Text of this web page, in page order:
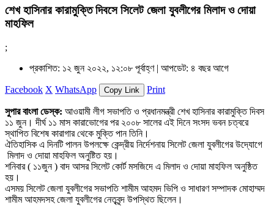
শেখ হাসিনার কারামুক্তি দিবসে সিলেট জেলা যুবলীগের মিলাদ ও দোয়া
মাহফিল
;
প্রকাশিত: ১২ জুন ২০২২, ১২:০৮ পূর্বাহ্ণ | আপডেট: ৪ বছর আগে
Facebook X WhatsApp Copy Link Print
সুপার বাংলা ডেস্ক: আওয়ামী লীগ সভাপতি ও প্রধানমন্ত্রী শেখ হাসিনার কারামুক্তি দিবস
১১ জুন। দীর্ঘ ১১ মাস কারাভোগের পর ২০০৮ সালের এই দিনে সংসদ ভবন চত্বরে
স্থাপিত বিশেষ কারাগার থেকে মুক্তি পান তিনি।
ঐতিহাসিক এ দিনটি পালন উপলক্ষে কেন্দ্রীয় নির্দেশনায় সিলেট জেলা যুবলীগের উদ্যোগে
মিলাদ ও দোয়া মাহফিল অনুষ্টিত হয়।
শনিবার ( ১১জুন ) বাদ আসর সিলেট কোর্ট মসজিদে এ মিলাদ ও দোয়া মাহফিল অনুষ্ঠিত
হয়।
এসময় সিলেট জেলা যুবলীগের সভাপতি শামীম আহমদ ভিপি ও সাধারণ সম্পাদক মোহাম্মদ
শামীম আহমদসহ জেলা যুবলীগের নেতৃবৃন্দ উপস্থিত ছিলেন।